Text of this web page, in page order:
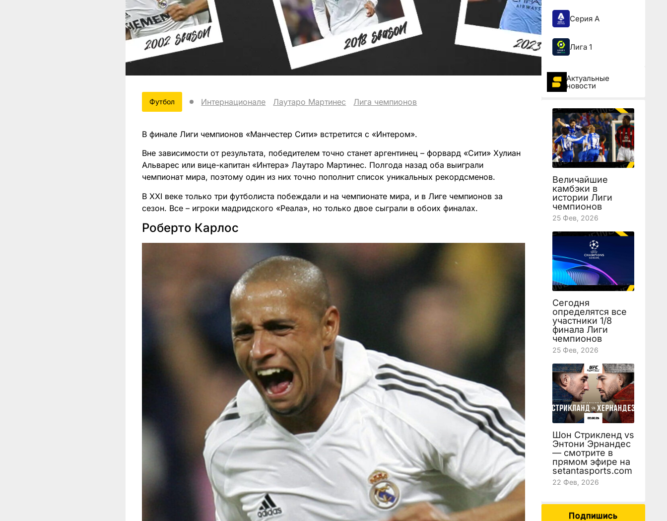
Футбол Интернационале Лаутаро Мартинес Лига чемпионов
В финале Лиги чемпионов «Манчестер Сити» встретится с «Интером».
Вне зависимости от результата, победителем точно станет аргентинец – форвард «Сити» Хулиан
Альварес или вице-капитан «Интера» Лаутаро Мартинес. Полгода назад оба выиграли
чемпионат мира, поэтому один из них точно пополнит список уникальных рекордсменов.
В ХХI веке только три футболиста побеждали и на чемпионате мира, и в Лиге чемпионов за
сезон. Все – игроки мадридского «Реала», но только двое сыграли в обоих финалах.
Роберто Карлос
Серия А
Лига 1
Актуальные
новости
Величайшие
камбэки в
истории Лиги
чемпионов
25 Фев, 2026
Сегодня
определятся все
участники 1/8
финала Лиги
чемпионов
25 Фев, 2026
Шон Стрикленд vs
Энтони Эрнандес
— смотрите в
прямом эфире на
setantasports.com
22 Фев, 2026
Подпишись